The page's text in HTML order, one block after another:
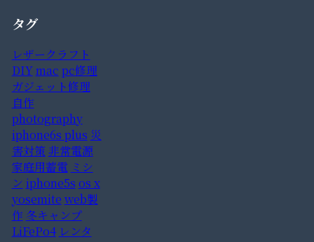
タグ
レザークラフト
DIYmac pc修理
ガジェット修理
自作
photography
iphone6s plus 災
害対策非常電源
家庭用蓄電 ミシ
ン iphone5s os x
yosemite web製
作 冬キャンプ
LiFePo4 レンタ